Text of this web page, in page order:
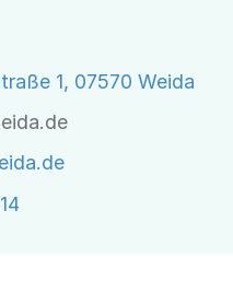
1, 07570 Weida